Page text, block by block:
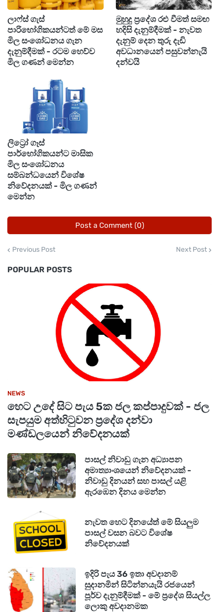
ලාෆ්ස් ගැස්
පාරිභෝගිකයන්ටත් මේ මස
මිල සංශෝධනය ගැන
දැනුම්දීමක් - රටම හෙව්ව
මිල ගණන් මෙන්න
මුහුදු ප්‍රදේශ රළු වීමත් සමඟ
හදිසි දැනුම්දීමක් - නැවත
දැනුම් දෙන තුරු දැඩි
අවධානයෙන් පසුවන්නැයි
දන්වයි
ලිට්‍රෝ ගෑස්
පාර්භෝගිකයන්ට මාසික
මිල සංශෝධනය
සම්බන්ධයෙන් විශේෂ
නිවේදනයක් - මිල ගණන්
මෙන්න
Post a Comment (0)
Previous Post Next Post
POPULAR POSTS
NEWS
හෙට උදේ සිට පැය 5ක ජල කප්පාදුවක් - ජල
සැපයුම අත්හිටුවන ප්‍රදේශ දන්වා
මණ්ඩලයෙන් නිවේදනයක්
පාසල් නිවාඩු ගැන අධ්‍යාපන
අමාත්‍යාංශයෙන් නිවේදනයක් -
නිවාඩු දිනයන් සහ පාසල් යළි
ඇරඹෙන දිනය මෙන්න
නැවත හෙට දිනයේත් මේ සියලුම
පාසල් වසන බවට විශේෂ
නිවේදනයක්
ඉදිරි පැය 36 ඉතා අවදානම්
සුදානමින් සිටින්නයැයි රජයෙන්
පූර්ව දැනුම්දීමක් - මේ ප්‍රදේශ සියල්ල
ලොකු අවදානමක